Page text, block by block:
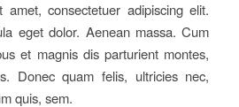
consectetuer adipiscing elit.
eget dolor. Aenean massa. Cum
et magnis dis parturient montes,
Donec quam felis, ultricies nec,
quis, sem.